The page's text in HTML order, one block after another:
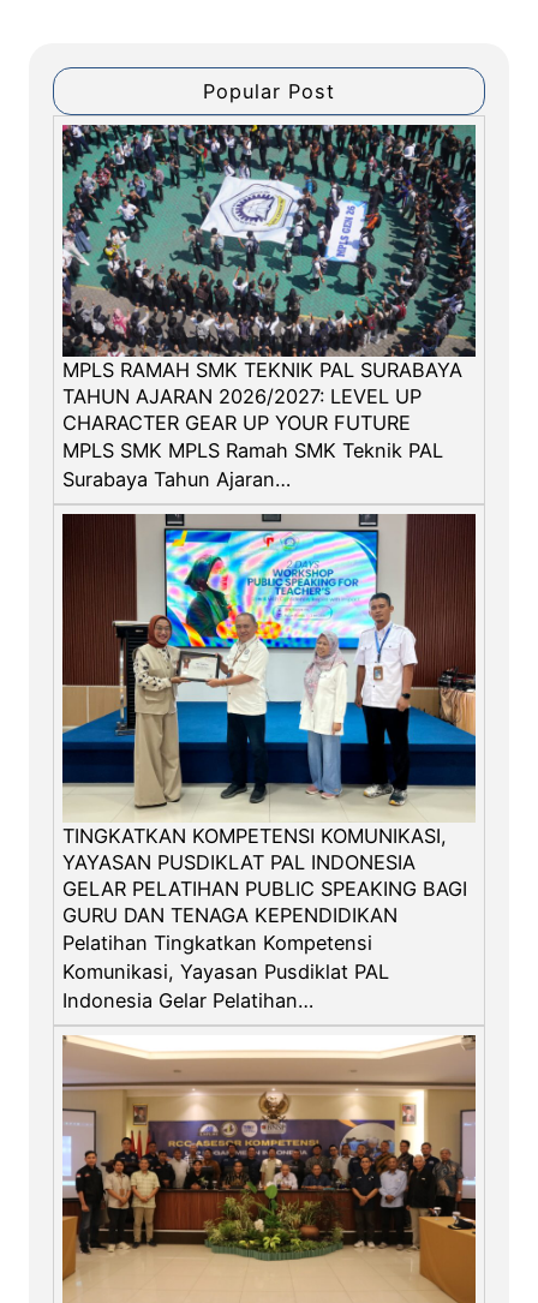
i
k
l
t
P
A
L
B
e
r
j
a
l
a
n
S
u
k
s
e
s
,
A
l
u
m
n
i
S
M
K
T
e
k
n
i
k
P
A
n
t
u
k
S
i
s
w
a
i
Popular Post
MPLS RAMAH SMK TEKNIK PAL SURABAYA
TAHUN AJARAN 2026/2027: LEVEL UP
CHARACTER GEAR UP YOUR FUTURE
MPLS SMK MPLS Ramah SMK Teknik PAL
Surabaya Tahun Ajaran…
TINGKATKAN KOMPETENSI KOMUNIKASI,
YAYASAN PUSDIKLAT PAL INDONESIA
GELAR PELATIHAN PUBLIC SPEAKING BAGI
GURU DAN TENAGA KEPENDIDIKAN
Pelatihan Tingkatkan Kompetensi
Komunikasi, Yayasan Pusdiklat PAL
Indonesia Gelar Pelatihan…